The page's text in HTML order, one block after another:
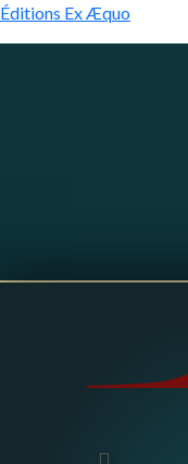
Éditions Ex Æquo